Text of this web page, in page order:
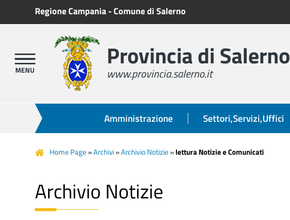
Regione Campania-Comune di Salerno
Provincia di Salerno
www.provincia.salerno.it
Amministrazione Settori,Servizi,Uffici
Home Page »Archivi»Archivio Notizie »lettura Notizie e Comunicati
Archivio Notizie